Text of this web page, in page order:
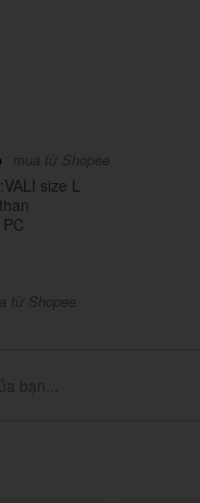
mua từ Shopee
size L
từ Shopee
bạn...